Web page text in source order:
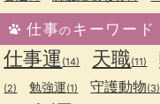
仕事のキーワード
仕事運 (14) 天職(11)
(2) 勉強運(1) 守護動物(3)